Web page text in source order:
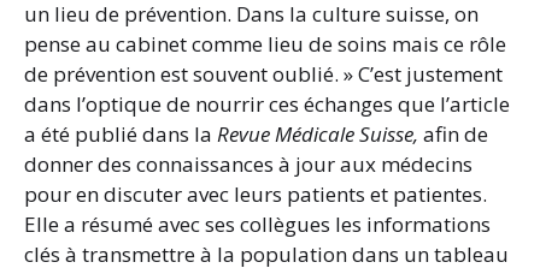
un lieu de prévention. Dans la culture suisse, on
pense au cabinet comme lieu de soins mais ce rôle
de prévention est souvent oublié. » C’est justement
dans l’optique de nourrir ces échanges que l’article
a été publié dans la Revue Médicale Suisse, afin de
donner des connaissances à jour aux médecins
pour en discuter avec leurs patients et patientes.
Elle a résumé avec ses collègues les informations
clés à transmettre à la population dans un tableau